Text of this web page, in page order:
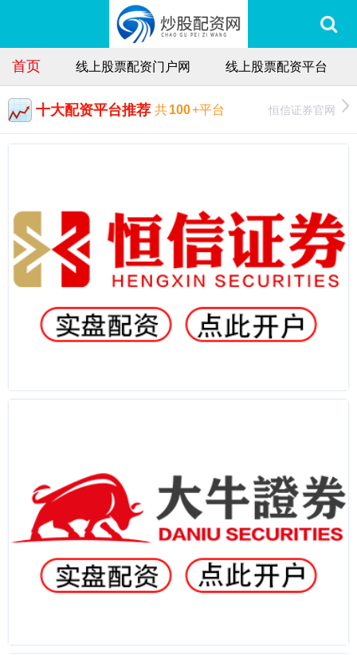
首页 线上股票配资门户网 线上股票配资平台
十大配资平台推荐 共100+平台 恒信证券官网